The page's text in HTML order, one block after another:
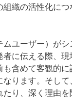
組織の活性化につ
ムユーザー）が
者に伝える際、
含めて客観的に
なります。そし
たり、深く理由